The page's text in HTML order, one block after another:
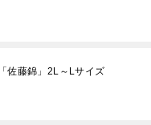
佐藤錦」2L～Lサイズ